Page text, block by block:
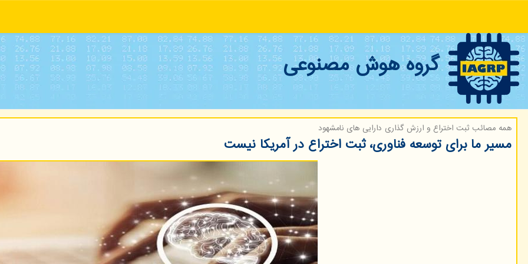
گروه هوش مصنوعی
همه مصائب ثبت اختراع و ارزش گذاری دارایی های نامشهود
مسیر ما برای توسعه فناوری، ثبت اختراع در آمریکا نیست